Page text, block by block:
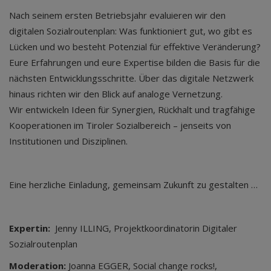
Nach seinem ersten Betriebsjahr evaluieren wir den
digitalen Sozialroutenplan: Was funktioniert gut, wo gibt es
Lücken und wo besteht Potenzial für effektive Veränderung?
Eure Erfahrungen und eure Expertise bilden die Basis für die
nächsten Entwicklungsschritte. Über das digitale Netzwerk
hinaus richten wir den Blick auf analoge Vernetzung.
Wir entwickeln Ideen für Synergien, Rückhalt und tragfähige
Kooperationen im Tiroler Sozialbereich – jenseits von
Institutionen und Disziplinen.
Eine herzliche Einladung, gemeinsam Zukunft zu gestalten …
Expertin: Jenny ILLING, Projektkoordinatorin Digitaler
Sozialroutenplan
Moderation: Joanna EGGER, Social change rocks!,